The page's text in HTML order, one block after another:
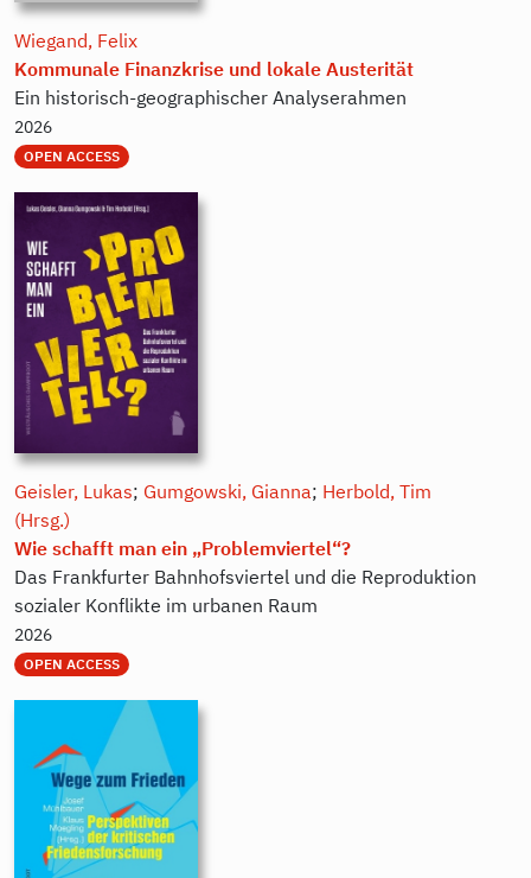
Wiegand, Felix
Kommunale Finanzkrise und lokale Austerität
Ein historisch-geographischer Analyserahmen
2026
OPEN ACCESS
Geisler, Lukas; Gumgowski, Gianna; Herbold, Tim
(Hrsg.)
Wie schafft man ein „Problemviertel“?
Das Frankfurter Bahnhofsviertel und die Reproduktion
sozialer Konflikte im urbanen Raum
2026
OPEN ACCESS